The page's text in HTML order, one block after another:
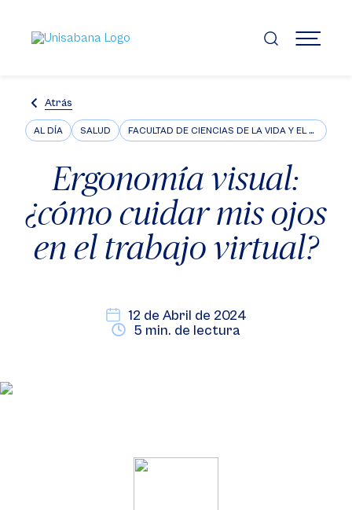
contenido
principal
MENÚ
Atrás
AL DÍA SALUD FACULTAD DE CIENCIAS DE LA VIDA Y EL BIENESTAR
Ergonomía visual:
¿cómo cuidar mis ojos
en el trabajo virtual?
12 de Abril de 2024
5 min. de lectura